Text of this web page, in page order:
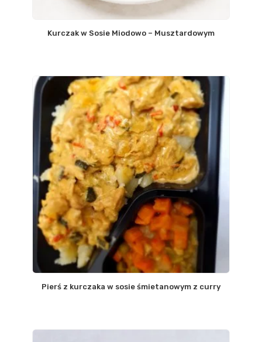
Kurczak w Sosie Miodowo – Musztardowym
Pierś z kurczaka w sosie śmietanowym z curry